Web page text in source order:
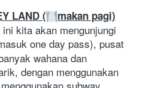
LAND (
makan pagi)
one day pass), pusat
wahana dan
dengan menggunakan